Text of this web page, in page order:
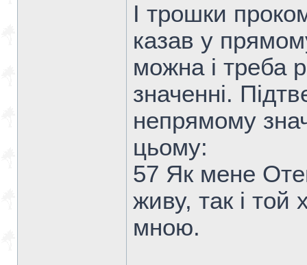
І трошки
казав у
можна і треба
значенні.
непрямому
цьому:
57 Як мене
живу, так і
мною.